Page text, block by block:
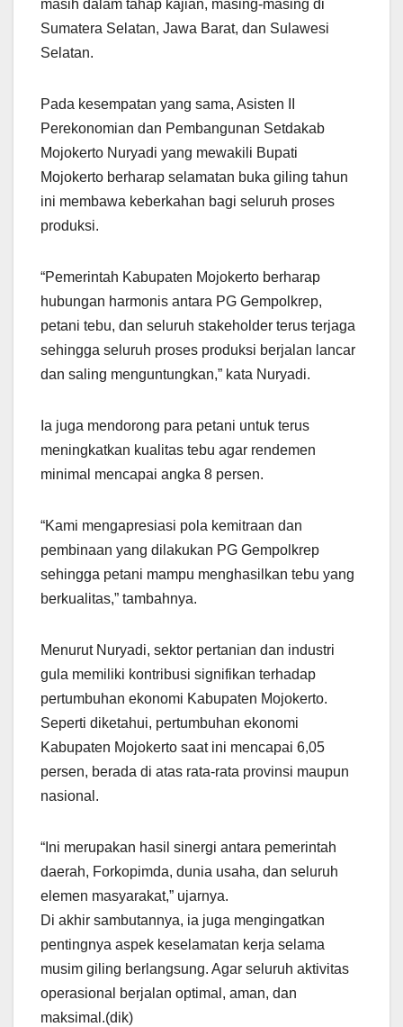
masih dalam tahap kajian, masing-masing di
Sumatera Selatan, Jawa Barat, dan Sulawesi
Selatan.
Pada kesempatan yang sama, Asisten II
Perekonomian dan Pembangunan Setdakab
Mojokerto Nuryadi yang mewakili Bupati
Mojokerto berharap selamatan buka giling tahun
ini membawa keberkahan bagi seluruh proses
produksi.
“Pemerintah Kabupaten Mojokerto berharap
hubungan harmonis antara PG Gempolkrep,
petani tebu, dan seluruh stakeholder terus terjaga
sehingga seluruh proses produksi berjalan lancar
dan saling menguntungkan,” kata Nuryadi.
Ia juga mendorong para petani untuk terus
meningkatkan kualitas tebu agar rendemen
minimal mencapai angka 8 persen.
“Kami mengapresiasi pola kemitraan dan
pembinaan yang dilakukan PG Gempolkrep
sehingga petani mampu menghasilkan tebu yang
berkualitas,” tambahnya.
Menurut Nuryadi, sektor pertanian dan industri
gula memiliki kontribusi signifikan terhadap
pertumbuhan ekonomi Kabupaten Mojokerto.
Seperti diketahui, pertumbuhan ekonomi
Kabupaten Mojokerto saat ini mencapai 6,05
persen, berada di atas rata-rata provinsi maupun
nasional.
“Ini merupakan hasil sinergi antara pemerintah
daerah, Forkopimda, dunia usaha, dan seluruh
elemen masyarakat,” ujarnya.
Di akhir sambutannya, ia juga mengingatkan
pentingnya aspek keselamatan kerja selama
musim giling berlangsung. Agar seluruh aktivitas
operasional berjalan optimal, aman, dan
maksimal.(dik)